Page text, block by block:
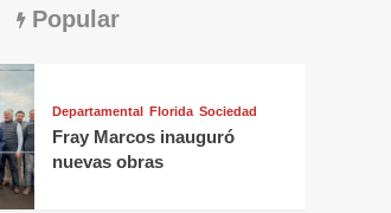
Popular
Departamental Florida Sociedad
Fray Marcos inauguró
nuevas obras